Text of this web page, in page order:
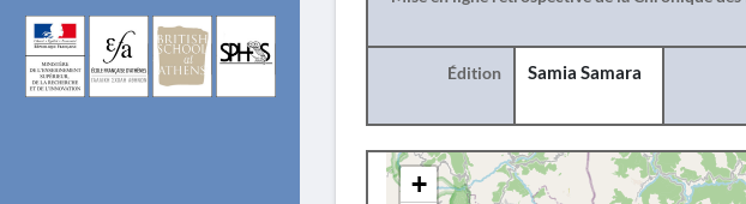
Édition Samia Samara
+